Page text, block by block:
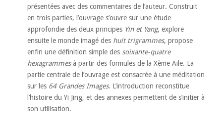
présentées avec des commentaires de l’auteur. Construit
en trois parties, l’ouvrage s’ouvre sur une étude
approfondie des deux principes Yin et Yang, explore
ensuite le monde imagé des huit trigrammes, propose
enfin une définition simple des soixante-quatre
hexagrammesà partir des formules de la Xème Aile. La
partie centrale de l’ouvrage est consacrée à une méditation
sur les64 Grandes Images. L’introduction reconstitue
l’histoire du Yi Jing, et des annexes permettent de s’initier à
son utilisation.